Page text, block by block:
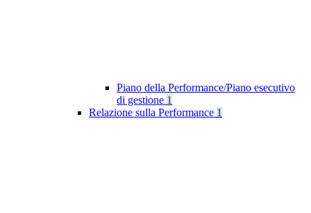
Piano della Performance/Piano esecutivo
di gestione 1
Relazione sulla Performance 1